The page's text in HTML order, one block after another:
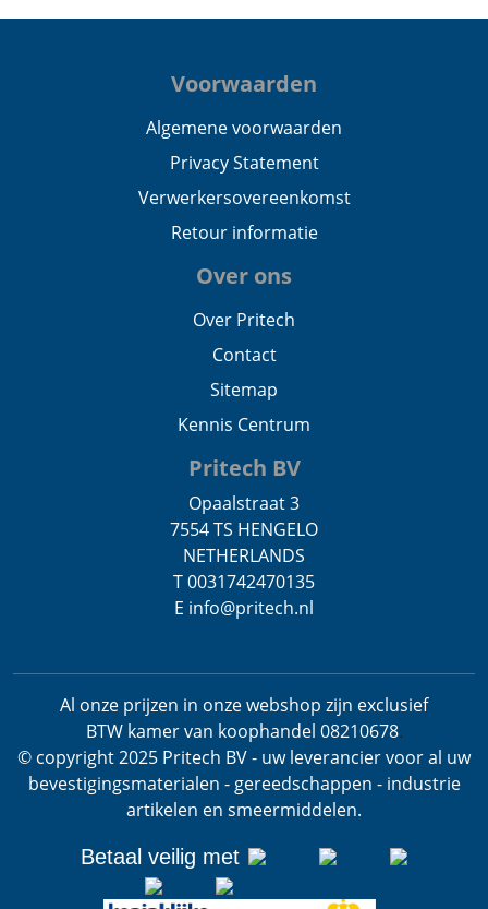
Voorwaarden
Algemene voorwaarden
Privacy Statement
Verwerkersovereenkomst
Retour informatie
Over ons
Over Pritech
Contact
Sitemap
Kennis Centrum
Pritech BV
Opaalstraat 3
7554 TS HENGELO
NETHERLANDS
T 0031742470135
E info@pritech.nl
Al onze prijzen in onze webshop zijn exclusief
BTW kamer van koophandel 08210678.
© copyright 2025 Pritech BV - uw leverancier voor al uw
bevestigingsmaterialen - gereedschappen - industrie
artikelen en smeermiddelen.
Betaal veilig met